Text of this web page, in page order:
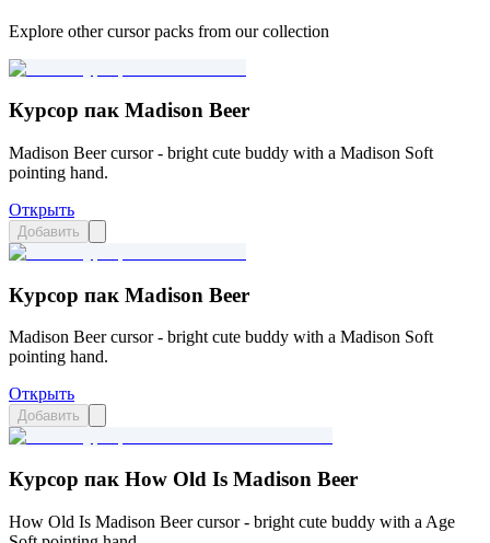
Explore other cursor packs from our collection
Курсор пак Madison Beer
Madison Beer cursor - bright cute buddy with a Madison Soft
pointing hand.
Открыть
Добавить
Курсор пак Madison Beer
Madison Beer cursor - bright cute buddy with a Madison Soft
pointing hand.
Открыть
Добавить
Курсор пак How Old Is Madison Beer
How Old Is Madison Beer cursor - bright cute buddy with a Age